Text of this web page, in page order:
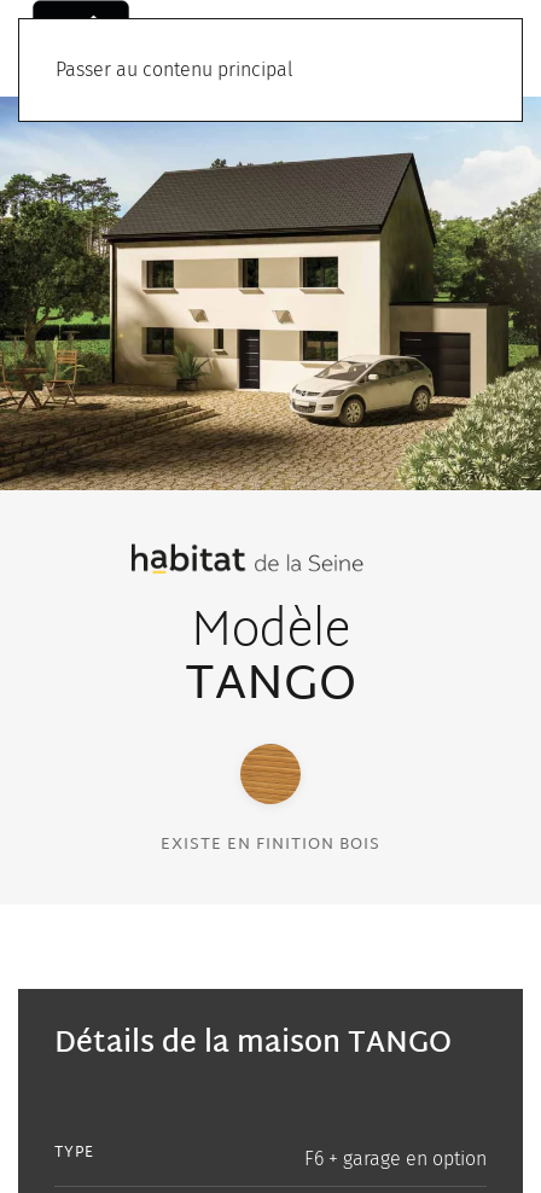
Passer au contenu principal
Modèle
TANGO
EXISTE EN FINITION BOIS
Détails de la maison TANGO
TYPE F6 + garage en option